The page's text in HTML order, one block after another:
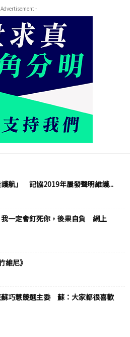
-
航」 記協2019年屢發聲明維護...
一定會釘死你，後果自負 網上
維尼》
巧慧競選主委 蘇：大家都很喜歡